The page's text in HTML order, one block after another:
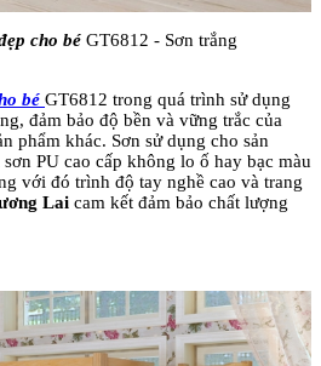
cho bé GT6812 - Sơn trắng
bé GT6812 trong quá trình sử dụng
đảm bảo độ bền và vững trắc của
phẩm khác. Sơn sử dụng cho sản
PU cao cấp không lo ố hay bạc màu
với đó trình độ tay nghề cao và trang
Lai cam kết đảm bảo chất lượng